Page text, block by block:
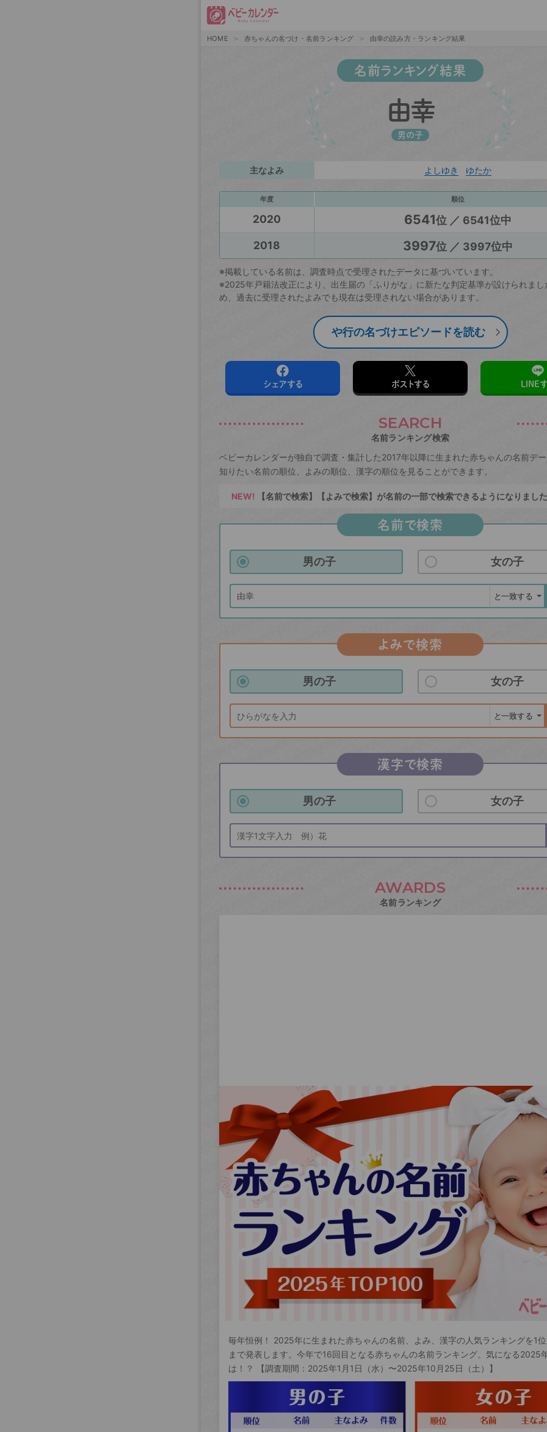
HOME 赤ちゃんの名づけ・名前ランキング 由幸の読み方・ランキング結果
名前ランキング結果
由幸
男の子
主なよみ よしゆき ゆたか
年度 順位
2020 6541位 ／ 6541位中
2018
3997位 ／ 3997位中
※掲載している名前は、調査時点で受理されたデータに基づいています。
※2025年戸籍法改正により、出生届の「ふりがな」に新たな判定基準が設けられまし
め、過去に受理されたよみでも現在は受理されない場合があります。
や行の名づけエピソードを読む
シェアする ポストする LINE
SEARCH
名前ランキング検索
ベビーカレンダーが独自で調査・集計した2017年以降に生まれた赤ちゃんの名前デ
知りたい名前の順位、よみの順位、漢字の順位を見ることができます。
NEW! 【名前で検索】【よみで検索】が名前の一部で検索できるようになりまし
名前で検索
男の子 女の子
よみで検索
男の子 女の子
漢字で検索
男の子 女の子
AWARDS
名前ランキング
毎年恒例！ 2025年に生まれた赤ちゃんの名前、よみ、漢字の人気ランキングを1
まで発表します。今年で16回目となる赤ちゃんの名前ランキング。気になる2025
は！？ 【調査期間：2025年1月1日（水）〜2025年10月25日（土）】